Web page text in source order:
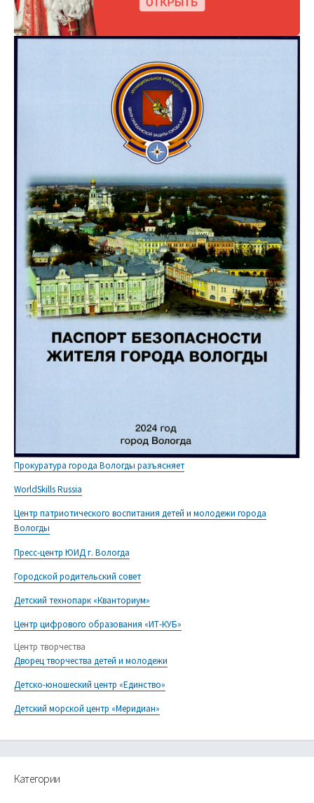
Прокуратура города Вологды разъясняет
WorldSkills Russia
Центр патриотического воспитания детей и молодежи города
Вологды
Пресс-центр ЮИД г. Вологда
Городской родительский совет
Детский технопарк «Кванториум»
Центр цифрового образования «ИТ-КУБ»
Центр творчества
Дворец творчества детей и молодежи
Детско-юношеский центр «Единство»
Детский морской центр «Меридиан»
Категории